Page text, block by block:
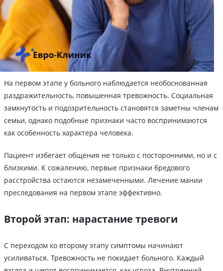
На первом этапе у больного наблюдается необоснованная
раздражительность, повышенная тревожность. Социальная
замкнутость и подозрительность становятся заметны членам
семьи, однако подобные признаки часто воспринимаются
как особенность характера человека.
Пациент избегает общения не только с посторонними, но и с
близкими. К сожалению, первые признаки бредового
расстройства остаются незамеченными. Лечение мании
преследования на первом этапе эффективно.
Второй этап: нарастание тревоги
С переходом ко второму этапу симптомы начинают
усиливаться. Тревожность не покидает больного. Каждый